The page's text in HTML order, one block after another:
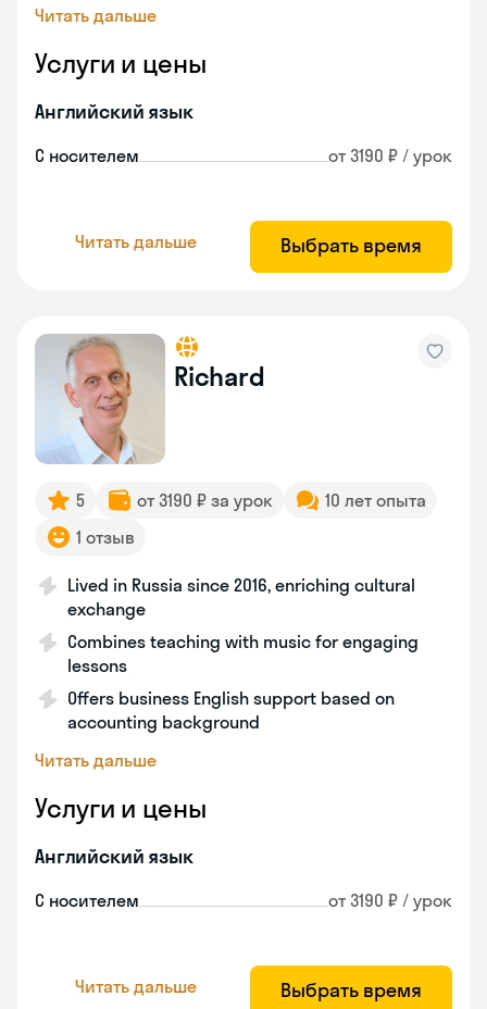
Читать дальше
Услуги и цены
Английский язык
С носителем от 3190 ₽ / урок
Читать дальше Выбрать время
Richard
5 от 3190 ₽ за урок
10 лет опыта
1 отзыв
Lived in Russia since 2016, enriching cultural
exchange
Combines teaching with music for engaging
lessons
Offers business English support based on
accounting background
Читать дальше
Услуги и цены
Английский язык
С носителем от 3190 ₽ / урок
Читать дальше Выбрать время